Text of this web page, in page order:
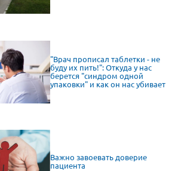
"Врач прописал таблетки - не
буду их пить!": Откуда у нас
берется "синдром одной
упаковки" и как он нас убивает
Важно завоевать доверие
пациента